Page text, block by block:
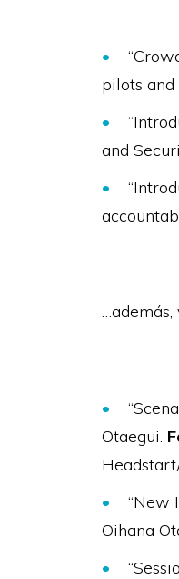
pilots and
and
Otaegui.
“New
Oihana